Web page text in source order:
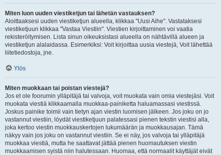
Miten luon uuden viestiketjun tai lähetän vastauksen?
Aloittaaksesi uuden viestiketjun alueella, klikkaa "Uusi Aihe". Vastataksesi
viestiketjuun klikkaa "Vastaa Viestiin". Viestien kirjoittaminen voi vaatia
rekisteröitymisen. Lista sinun oikeuksistasi alueella on nähtävillä alueen ja
viestiketjun alalaidassa. Esimerkiksi: Voit kirjoittaa uusia viestejä, Voit lähettää
liitetiedostoja, jne.
Ylös
Miten muokkaan tai poistan viestejä?
Jos et ole foorumin ylläpitäjä tai valvoja, voit muokata vain omia viestejäsi. Voit
muokata viestiä klikkaamalla muokkaa-painiketta haluamassasi viestissä.
Joskus painike toimii vain tietyn ajan viestin luomisen jälkeen. Jos joku on jo
vastannut viestiin, löydät viestiketjuun palatessasi pienen tekstin viestisi alla,
joka kertoo viestin muokkauskertojen lukumäärän ja muokkausajan. Tämä
näkyy vain jos joku on vastannut viestiin. Se ei näy, jos valvoja tai ylläpitäjä
muokkaa viestiä, mutta he saattavat jättää pienen huomautuksen viestin
muokkaamisen syistä niin halutessaan. Huomaa, että normaalit käyttäjät eivät